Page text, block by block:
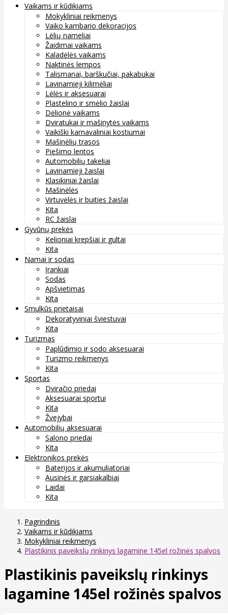
Vaikams ir kūdikiams
Mokykliniai reikmenys
Vaiko kambario dekoracijos
Lėlių nameliai
Žaidimai vaikams
Kaladėlės vaikams
Naktinės lempos
Talismanai, barškučiai, pakabukai
Lavinamieji kilimėliai
Lėlės ir aksesuarai
Plastelino ir smėlio žaislai
Dėlionė vaikams
Dviratukai ir mašinytės vaikams
Vaikiški karnavaliniai kostiumai
Mašinėlių trasos
Piešimo lentos
Automobilių takeliai
Lavinamieji žaislai
Klasikiniai žaislai
Mašinėlės
Virtuvėlės ir buities žaislai
Kita
RC žaislai
Gyvūnų prekės
Kelioniai krepšiai ir gultai
Kita
Namai ir sodas
Įrankiai
Sodas
Apšvietimas
Kita
Smulkūs prietaisai
Dekoratyviniai šviestuvai
Kita
Turizmas
Paplūdimio ir sodo aksesuarai
Turizmo reikmenys
Kita
Sportas
Dviračio priedai
Aksesuarai sportui
Kita
Žvejybai
Automobilių aksesuarai
Salono priedai
Kita
Elektronikos prekės
Baterijos ir akumuliatoriai
Ausinės ir garsiakalbiai
Laidai
Kita
Pagrindinis
Vaikams ir kūdikiams
Mokykliniai reikmenys
Plastikinis paveikslų rinkinys lagamine 145el rožinės spalvos
Plastikinis paveikslų rinkinys
lagamine 145el rožinės spalvos